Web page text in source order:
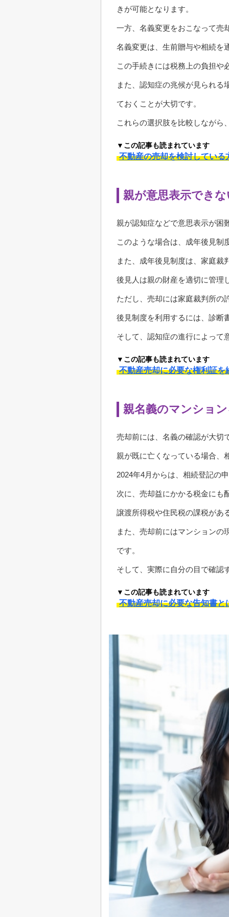
きが可能となります。
一方、名義変更をおこなって売
名義変更は、生前贈与や相続を
この手続きには税務上の負担や
また、認知症の兆候が見られる
ておくことが大切です。
これらの選択肢を比較しながら
▼この記事も読まれています
不動産の売却を検討してい
親が意思表示でき
親が認知症などで意思表示が困
このような場合は、成年後見制
また、成年後見制度は、家庭裁
後見人は親の財産を適切に管理
ただし、売却には家庭裁判所の
後見制度を利用するには、診断
そして、認知症の進行によって
▼この記事も読まれています
不動産売却に必要な権利証
親名義のマンショ
売却前には、名義の確認が大切
親が既に亡くなっている場合、
2024年4月からは、相続登記の
次に、売却益にかかる税金にも
譲渡所得税や住民税の課税があ
また、売却前にはマンションの
です。
そして、実際に自分の目で確認
▼この記事も読まれています
不動産売却に必要な告知書